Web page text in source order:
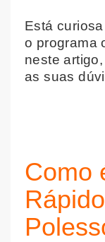
Está
o programa
neste
as suas
Como